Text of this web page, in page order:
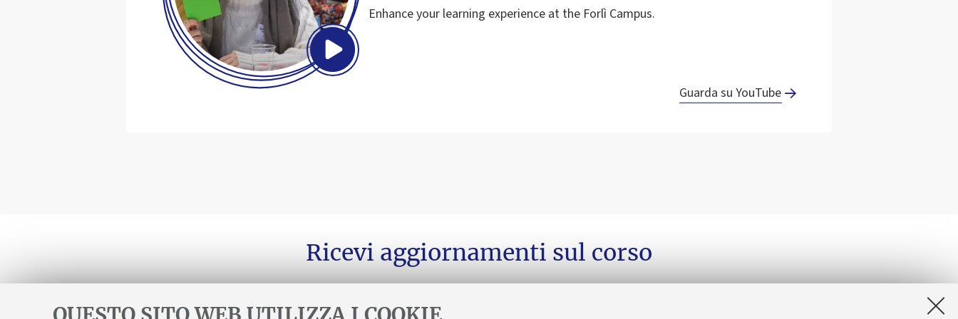
Enhance your learning experience at the Forlì Campus.
Guarda su YouTube
Ricevi aggiornamenti sul corso